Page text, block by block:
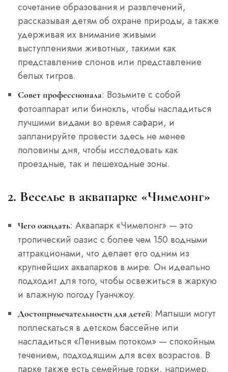
сочетание образования и развлечений,
рассказывая детям об охране природы, а также
удерживая их внимание живыми
выступлениями животных, такими как
представление слонов или представление
белых тигров.
Совет профессионала: Возьмите с собой
фотоаппарат или бинокль, чтобы насладиться
лучшими видами во время сафари, и
запланируйте провести здесь не менее
половины дня, чтобы исследовать как
проездные, так и пешеходные зоны.
2. Веселье в аквапарке «Чимелонг»
Чего ожидать: Аквапарк «Чимелонг» — это
тропический оазис с более чем 150 водными
аттракционами, что делает его одним из
крупнейших аквапарков в мире. Он идеально
подходит для того, чтобы освежиться в жаркую
и влажную погоду Гуанчжоу.
Достопримечательности для детей: Малыши могут
поплескаться в детском бассейне или
насладиться «Ленивым потоком» — спокойным
течением, подходящим для всех возрастов. В
парке также есть семейные горки, например,